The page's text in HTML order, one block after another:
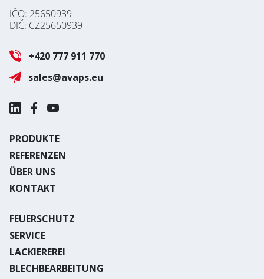
IČO: 25650939
DIČ: CZ25650939
+420 777 911 770
sales@avaps.eu
PRODUKTE
REFERENZEN
ÜBER UNS
KONTAKT
FEUERSCHUTZ
SERVICE
LACKIEREREI
BLECHBEARBEITUNG